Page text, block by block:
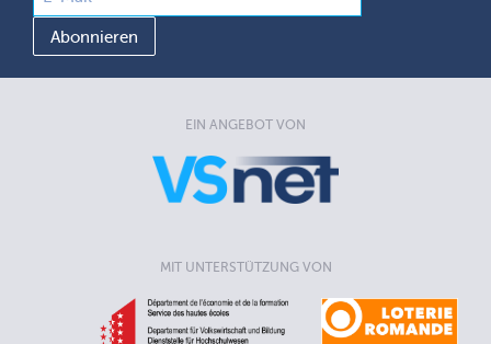
EIN ANGEBOT VON
MIT UNTERSTÜTZUNG VON